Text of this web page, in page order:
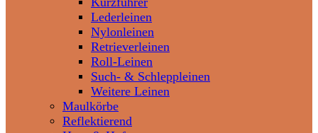
Lederleinen
Nylonleinen
Retrieverleinen
Roll-Leinen
Such- & Schleppleinen
Weitere Leinen
Maulkörbe
Reflektierend